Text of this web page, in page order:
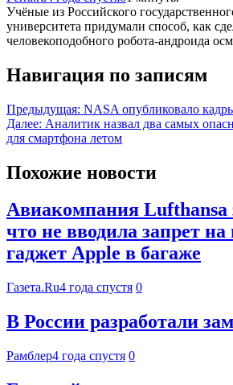
Учёные из Российского
университета придумали способ, как
человекоподобного робота-андроида
Навигация по записям
Предыдущая: NASA опубликовало
Далее: Аналитик назвал два самых
для смартфона летом
Похожие новости
Авиакомпания Lufthansa
что не вводила запрет
гаджет Apple в багаже
Газета.Ru4 года спустя 0
В России разработали
Рамблер4 года спустя 0